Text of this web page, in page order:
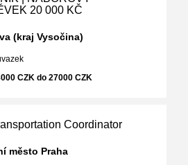
20 000 KČ
(kraj Vysočina)
CZK do 27000 CZK
Coordinator
město Praha